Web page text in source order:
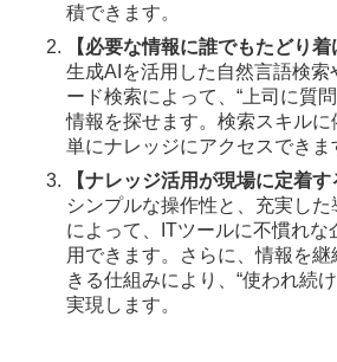
積できます。
【必要な情報に誰でもたどり着
生成AIを活用した自然言語検索
ード検索によって、“上司に質
情報を探せます。検索スキル
単にナレッジにアクセスできま
【ナレッジ活用が現場に定着す
シンプルな操作性と、充実した
によって、ITツールに不慣れな
用できます。さらに、情報を
きる仕組みにより、“使われ続
実現します。